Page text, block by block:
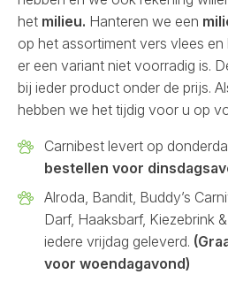
het milieu. Hanteren we een
op het assortiment vers vlees
er een variant niet voorradig is.
bij ieder product onder de prijs.
hebben we het tijdig voor u op
Carnibest levert op
bestellen voor
Alroda, Bandit, Buddy’s
Darf, Haaksbarf, Kiezebrink
iedere vrijdag geleverd.
voor woendagavond)